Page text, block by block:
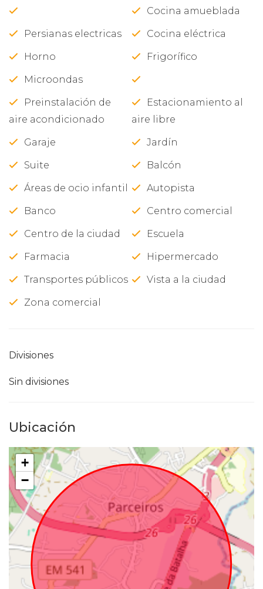
Cocina amueblada
Persianas electricas Cocina eléctrica
Horno Frigorífico
Microondas
Preinstalación de
aire acondicionado
Estacionamiento al
aire libre
Garaje Jardín
Suite Balcón
Áreas de ocio infantil Autopista
Banco Centro comercial
Centro de la ciudad Escuela
Farmacia Hipermercado
Transportes públicos Vista a la ciudad
Zona comercial
Divisiones
Sin divisiones
Ubicación
+
−